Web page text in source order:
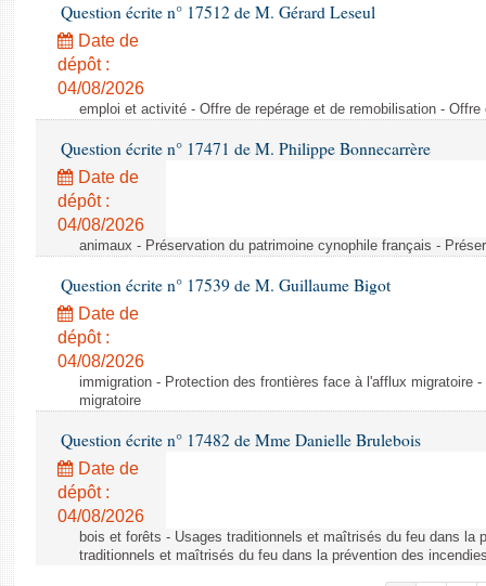
Question écrite n° 17512 de M. Gérard Leseul
Date de
dépôt :
04/08/2026
emploi et activité - Offre de repérage et de remobilisation -
Question écrite n° 17471 de M. Philippe Bonnecarrère
Date de
dépôt :
04/08/2026
animaux - Préservation du patrimoine cynophile français -
Question écrite n° 17539 de M. Guillaume Bigot
Date de
dépôt :
04/08/2026
immigration - Protection des frontières face à l'afflux migratoire
migratoire
Question écrite n° 17482 de Mme Danielle Brulebois
Date de
dépôt :
04/08/2026
bois et forêts - Usages traditionnels et maîtrisés du feu dans la
traditionnels et maîtrisés du feu dans la prévention des